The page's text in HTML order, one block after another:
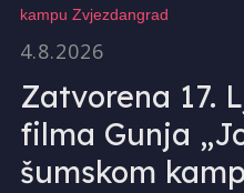
4.8.2026
Zatvorena 17.
filma Gunja
šumskom